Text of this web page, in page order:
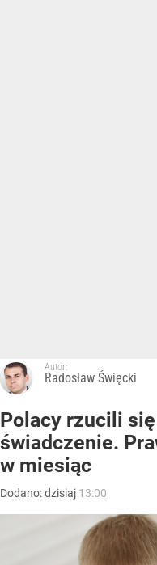
Autor:
Radosław Święcki
Polacy rzucili
świadczenie.
w miesiąc
Dodano:dzisiaj 13:00